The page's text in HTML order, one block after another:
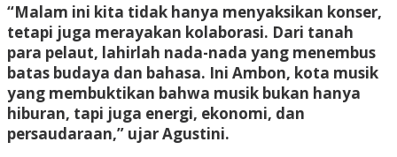
“Malam ini kita tidak hanya menyaksikan konser,
tetapi juga merayakan kolaborasi. Dari tanah
para pelaut, lahirlah nada-nada yang menembus
batas budaya dan bahasa. Ini Ambon, kota musik
yang membuktikan bahwa musik bukan hanya
hiburan, tapi juga energi, ekonomi, dan
persaudaraan,” ujar Agustini.